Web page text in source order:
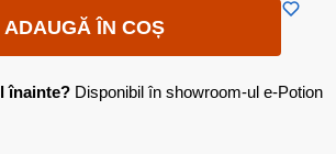
ADAUGĂ ÎN COȘ
înainte? Disponibil în showroom-ul e-Potion